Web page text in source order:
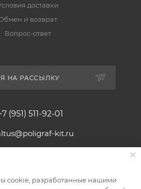
доставки
и возврат
Вопрос-ответ
НА РАССЫЛКУ
(951) 511-92-01
kit.ru
обл, Аксайский р-н,
3, ТЦ "Альтус" 1 этаж
cookie, разработанные нашими